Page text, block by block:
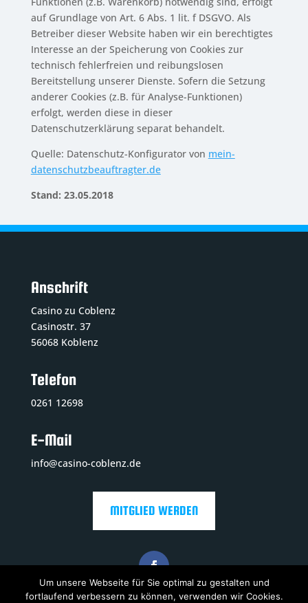
auf Grundlage von Art. 6 Abs. 1 lit. f DSGVO. Als
Betreiber dieser Website haben wir ein berechtigtes
Interesse an der Speicherung von Cookies zur
technisch fehlerfreien und reibungslosen
Bereitstellung unserer Dienste. Sofern die Setzung
anderer Cookies (z.B. für Analyse-Funktionen)
erfolgt, werden diese in dieser
Datenschutzerklärung separat behandelt.
Quelle: Datenschutz-Konfigurator von mein-
datenschutzbeauftragter.de
Stand: 23.05.2018
Anschrift
Casino zu Coblenz
Casinostr. 37
56068 Koblenz
Telefon
0261 12698
E-Mail
info@casino-coblenz.de
MITGLIED WERDEN
Um unsere Webseite für Sie optimal zu gestalten und
fortlaufend verbessern zu können, verwenden wir Cookies.